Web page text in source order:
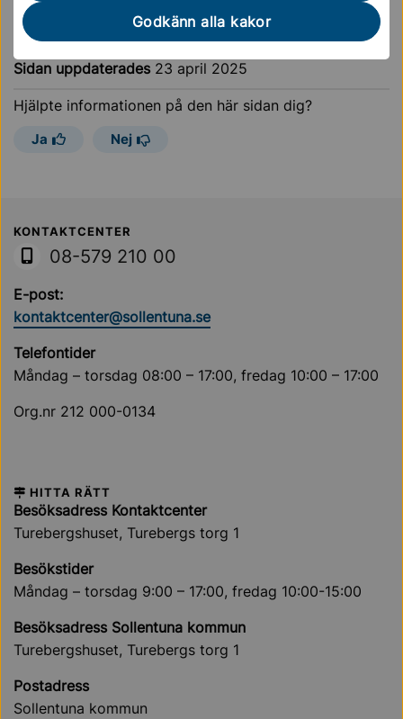
Godkänn alla kakor
Sidan uppdaterades 23 april 2025
Hjälpte informationen på den här sidan dig?
Ja Nej
Sollentuna Kommun
KONTAKTCENTER
08-579 210 00
E-post:
kontaktcenter@sollentuna.se
Telefontider
Måndag – torsdag 08:00 – 17:00, fredag 10:00 – 17:00
Org.nr 212 000-0134
HITTA RÄTT
Besöksadress Kontaktcenter
Turebergshuset, Turebergs torg 1
Besökstider
Måndag – torsdag 9:00 – 17:00, fredag 10:00-15:00
Besöksadress Sollentuna kommun
Turebergshuset, Turebergs torg 1
Postadress
Sollentuna kommun